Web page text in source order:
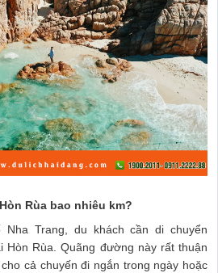
Rùa bao nhiêu km?
Trang, du khách cần di chuyển
Hòn Rùa. Quãng đường này rất thuận
cả chuyến đi ngắn trong ngày hoặc